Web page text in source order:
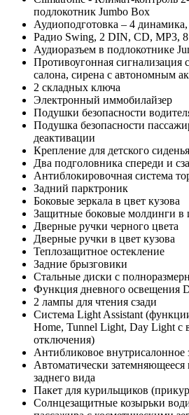
подлокотник Jumbo Box
Аудиоподготовка – 4
Радио Swing, 2 DIN, CD, MP3,
Аудиоразъем в подлокотнике
Противоугонная сигнализация
салона, сирена с автономным
2 складных ключа
Электронный иммобилайзер
Подушки безопасности
Подушка безопасности
деактивации
Крепление для детского
Два подголовника спереди и
Антиблокировочная система
Задний парктроник
Боковые зеркала в цвет кузова
Защитные боковые молдинги в
Дверные ручки черного цвета
Дверные ручки в цвет кузова
Теплозащитное остекление
Задние брызговики
Стальные диски с
Функция дневного освещения
2 лампы для чтения сзади
Система Light Assistant
Home, Tunnel Light, Day Light с
отключения)
Антибликовое внутрисалонное
Автоматически затемняющееся
заднего вида
Пакет для курильщиков
Солнцезащитные козырьки